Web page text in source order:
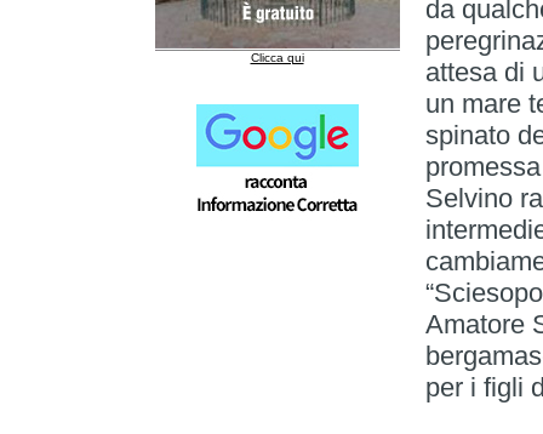
Clicca qui
da
attesa di
un mare
spinato
Selvino
Amatore
per i figli